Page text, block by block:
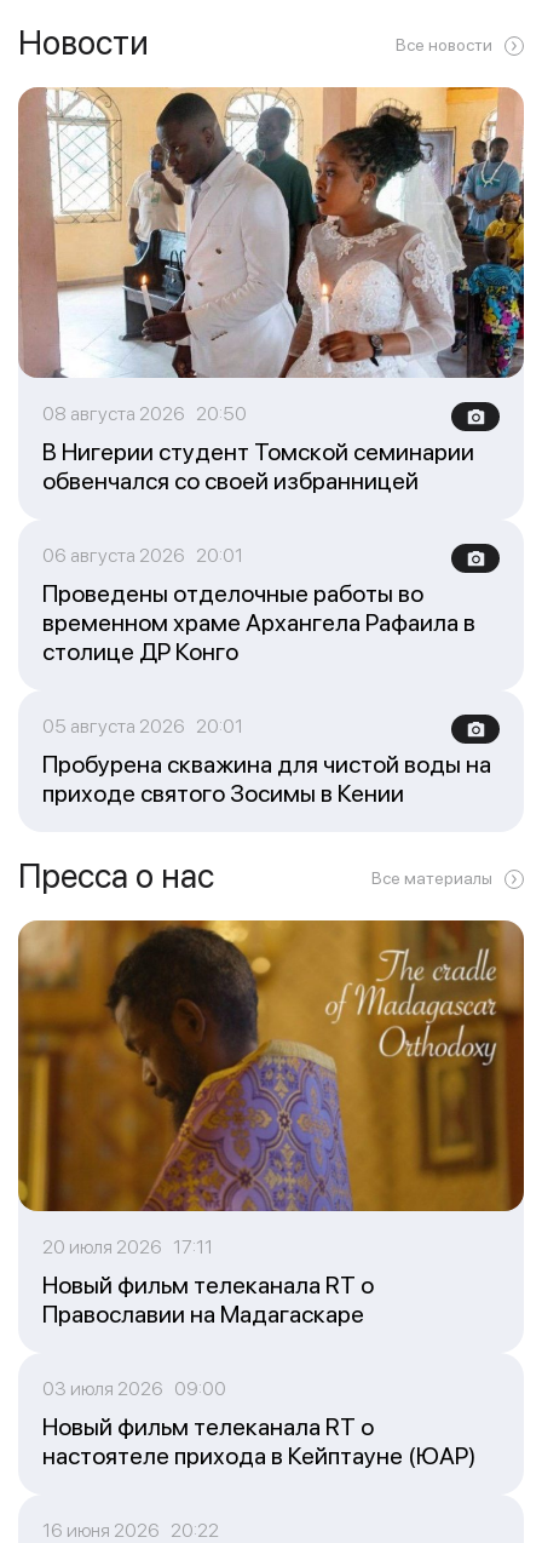
Новости Все новости
08 августа 2026 20:50
В Нигерии студент Томской семинарии
обвенчался со своей избранницей
06 августа 2026 20:01
Проведены отделочные работы во
временном храме Архангела Рафаила в
столице ДР Конго
05 августа 2026 20:01
Пробурена скважина для чистой воды на
приходе святого Зосимы в Кении
Пресса о нас Все материалы
20 июля 2026 17:11
Новый фильм телеканала RT о
Православии на Мадагаскаре
03 июля 2026 09:00
Новый фильм телеканала RT о
настоятеле прихода в Кейптауне (ЮАР)
16 июня 2026 20:22